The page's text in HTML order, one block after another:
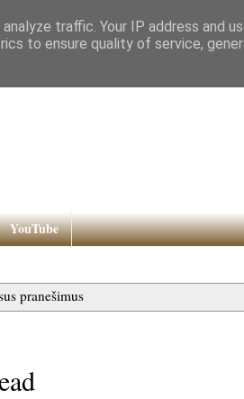
YouTube
pranešimus
traffic. Your IP address and
to ensure quality of service,